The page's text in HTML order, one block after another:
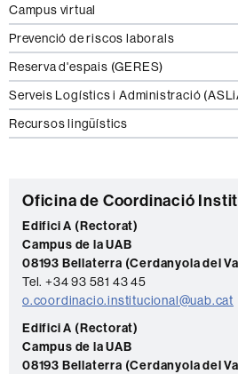
Campus virtual
Prevenció de riscos laborals
Reserva d'espais (GERES)
Serveis Logístics i Administració
Recursos lingüístics
C
o
n
t
a
c
t
Oficina de Coordinació
Edifici A (Rectorat)
Campus de la UAB
08193 Bellaterra (Cerdanyola del
Tel. +34 93 581 43 45
o.coordinacio.institucional@uab.cat
Edifici A (Rectorat)
Campus de la UAB
08193 Bellaterra (Cerdanyola del